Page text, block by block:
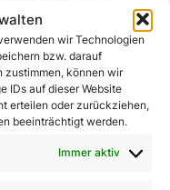
wir Technologien
bzw. darauf
zustimmen, können wir
IDs auf dieser Website
erteilen oder zurückziehen,
beeinträchtigt werden.
Immer aktiv
Gebetsbildchen
(Motiv D: Maria
Vesperbild)